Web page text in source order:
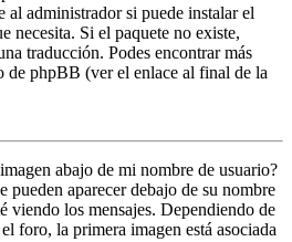
al administrador si puede instalar el
necesita. Si el paquete no existe,
traducción. Podes encontrar más
de phpBB (ver el enlace al final de la
abajo de mi nombre de usuario?
pueden aparecer debajo de su nombre
viendo los mensajes. Dependiendo de
foro, la primera imagen está asociada